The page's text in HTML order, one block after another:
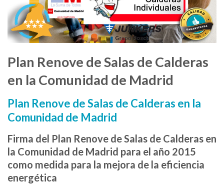
Plan Renove de Salas de Calderas
en la Comunidad de Madrid
Plan Renove de Salas de Calderas en la
Comunidad de Madrid
Firma del Plan Renove de Salas de Calderas en
la Comunidad de Madrid para el año 2015
como medida para la mejora de la eficiencia
energética